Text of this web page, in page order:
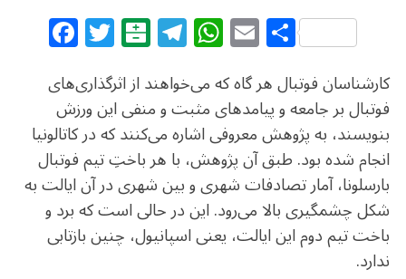
F
a
c
e
b
o
o
k
T
w
itt
e
r
B
al
at
ar
in
T
el
e
g
ra
m
W
h
at
s
A
p
p
E
m
ai
l
S
h
ar
e
کارشناسان فوتبال هر گاه که می‌خواهند از اثرگذاری‌های
فوتبال بر جامعه و پیامدهای مثبت و منفی این ورزش
بنویسند، به پژوهش معروفی اشاره می‌کنند که در کاتالونیا
انجام شده بود. طبق آن پژوهش، با هر باختِ تیم فوتبال
بارسلونا، آمار تصادفات شهری و بین شهری در آن ایالت به
شکل چشمگیری بالا می‌رود. این در حالی است که برد و
باخت تیم دوم این ایالت، یعنی اسپانیول، چنین بازتابی
ندارد.